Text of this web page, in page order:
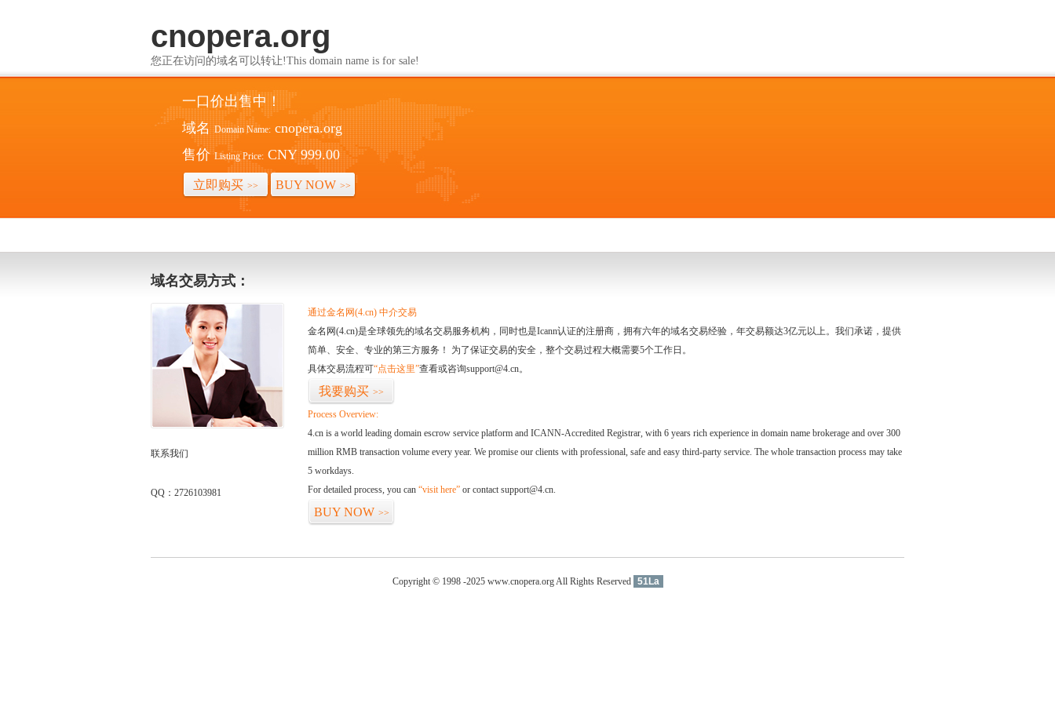
cnopera.org
您正在访问的域名可以转让!This domain name is for sale!
一口价出售中！
域名 Domain Name: cnopera.org
售价 Listing Price: CNY 999.00
立即购买 >> BUY NOW >>
域名交易方式：
联系我们
QQ：2726103981
通过金名网(4.cn) 中介交易
金名网(4.cn)是全球领先的域名交易服务机构，同时也是Icann认证的注册商，拥有六年的域名交易经验，年交易额达3亿元以上。我们承诺，提供
简单、安全、专业的第三方服务！ 为了保证交易的安全，整个交易过程大概需要5个工作日。
具体交易流程可“点击这里”查看或咨询support@4.cn。
我要购买 >>
Process Overview:
4.cn is a world leading domain escrow service platform and ICANN-Accredited Registrar, with 6 years rich experience in domain name brokerage and over 300
million RMB transaction volume every year. We promise our clients with professional, safe and easy third-party service. The whole transaction process may take
5 workdays.
For detailed process, you can “visit here” or contact support@4.cn.
BUY NOW >>
Copyright © 1998 -2025 www.cnopera.org All Rights Reserved 51La